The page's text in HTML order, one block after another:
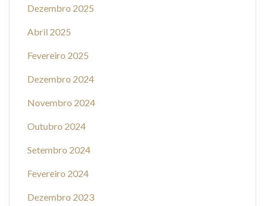
Dezembro 2025
Abril 2025
Fevereiro 2025
Dezembro 2024
Novembro 2024
Outubro 2024
Setembro 2024
Fevereiro 2024
Dezembro 2023